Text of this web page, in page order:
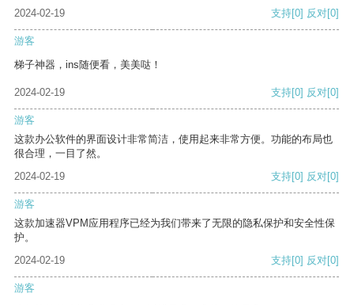
2024-02-19 支持[0] 反对[0]
游客
梯子神器，ins随便看，美美哒！
2024-02-19 支持[0] 反对[0]
游客
这款办公软件的界面设计非常简洁，使用起来非常方便。功能的布局也
很合理，一目了然。
2024-02-19
支持[0] 反对[0]
游客
这款加速器VPM应用程序已经为我们带来了无限的隐私保护和安全性保
护。
2024-02-19
支持[0] 反对[0]
游客